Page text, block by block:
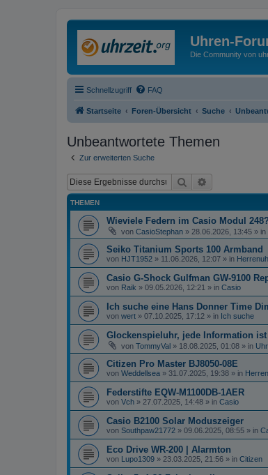
Uhren-
Die Community von
Schnellzugriff FAQ
Startseite Foren-Übersicht Suche
Unbeantwortete Themen
Zur erweiterten Suche
Suche
THEMEN
Wieviele Federn im Casio Modul 248?
von CasioStephan » 28.06.2026, 13:45 » in
Seiko Titanium Sports 100 Armband
von HJT1952 » 11.06.2026, 12:07 » in
Casio G-Shock Gulfman GW-9100
von Raik » 09.05.2026, 12:21 » in Casio
Ich suche eine Hans Donner Time
von wert » 07.10.2025, 17:12 » in Ich suche
Glockenspieluhr, jede Information
von TommyVal » 18.08.2025, 01:08 » in
Citizen Pro Master BJ8050-08E
von Weddellsea » 31.07.2025, 19:38 » in
Federstifte EQW-M1100DB-1AER
von Vch » 27.07.2025, 14:48 » in Casio
Casio B2100 Solar Moduszeiger
von Southpaw21772 » 09.06.2025, 08:55 » in
Eco Drive WR-200 | Alarmton
von Lupo1309 » 23.03.2025, 21:56 » in Citizen